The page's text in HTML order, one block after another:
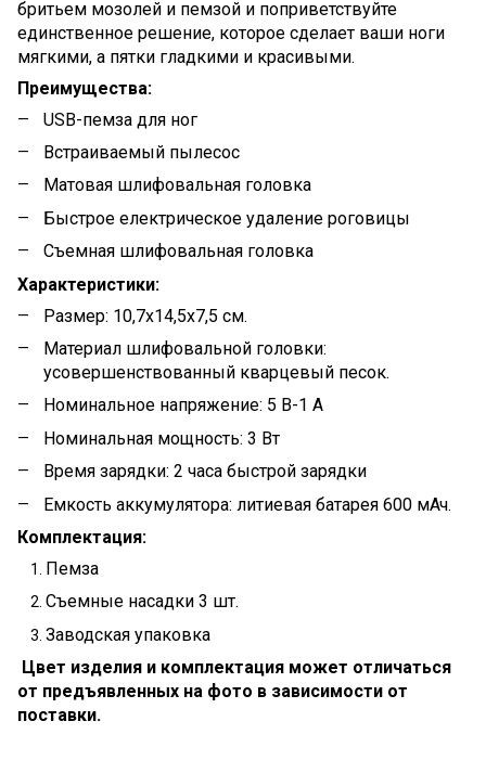
бритьем мозолей и пемзой и поприветствуйте
единственное решение, которое сделает ваши ноги
мягкими, а пятки гладкими и красивыми.
Преимущества:
USB-пемза для ног
Встраиваемый пылесос
Матовая шлифовальная головка
Быстрое електрическое удаление роговицы
Съемная шлифовальная головка
Характеристики:
Размер: 10,7x14,5x7,5 см.
Материал шлифовальной головки:
усовершенствованный кварцевый песок.
Номинальное напряжение: 5 В-1 А
Номинальная мощность: 3 Вт
Время зарядки: 2 часа быстрой зарядки
Емкость аккумулятора: литиевая батарея 600 мАч.
Комплектация:
Пемза
Съемные насадки 3 шт.
Заводская упаковка
Цвет изделия и комплектация может отличаться
от предъявленных на фото в зависимости от
поставки.